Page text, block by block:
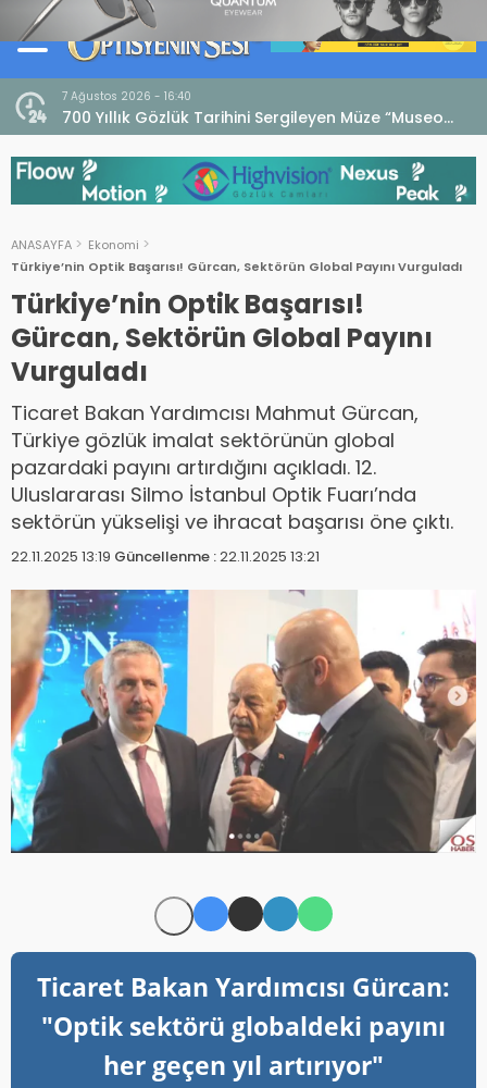
7 Ağustos 2026 - 16:40
700 Yıllık Gözlük Tarihini Sergileyen Müze “Museo
dell’Occhiale”
ANASAYFA
Ekonomi
Türkiye’nin Optik Başarısı! Gürcan, Sektörün Global Payını Vurguladı
Türkiye’nin Optik Başarısı!
Gürcan, Sektörün Global Payını
Vurguladı
Ticaret Bakan Yardımcısı Mahmut Gürcan,
Türkiye gözlük imalat sektörünün global
pazardaki payını artırdığını açıkladı. 12.
Uluslararası Silmo İstanbul Optik Fuarı’nda
sektörün yükselişi ve ihracat başarısı öne çıktı.
22.11.2025 13:19 Güncellenme :22.11.2025 13:21
Ticaret Bakan Yardımcısı Gürcan:
"Optik sektörü globaldeki payını
her geçen yıl artırıyor"